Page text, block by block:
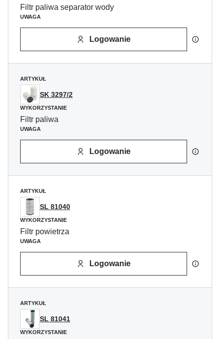
Filtr paliwa separator wody
UWAGA
Logowanie
ARTYKUŁ
SK 3297/2
WYKORZYSTANIE
Filtr paliwa
UWAGA
Logowanie
ARTYKUŁ
SL 81040
WYKORZYSTANIE
Filtr powietrza
UWAGA
Logowanie
ARTYKUŁ
SL 81041
WYKORZYSTANIE